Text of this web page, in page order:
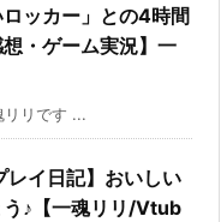
ッカー」との4時間
・ゲーム実況】一
リです ...
レイ日記】おいしい
♪【一魂リリ/Vtub